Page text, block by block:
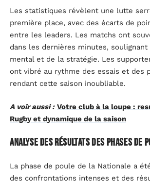
Les statistiques révèlent une lutte
première place, avec des écarts de
entre les leaders. Les matchs ont
dans les dernières minutes, soulignant
mental et de la stratégie. Les
ont vibré au rythme des essais et des
rendant cette saison inoubliable.
A voir aussi : Votre club à la loupe :
Rugby et dynamique de la saison
Analyse des résultats des phases de
La phase de poule de la Nationale a
des confrontations intenses et des